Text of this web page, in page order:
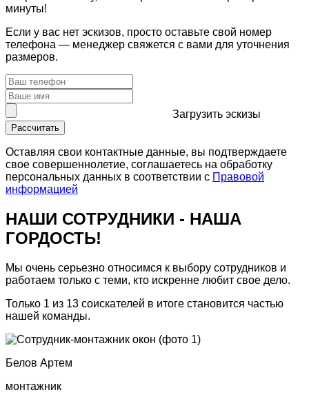
минуты!
Если у вас нет эскизов, просто оставьте свой номер
телефона — менеджер свяжется с вами для уточнения
размеров.
Загрузить эскизы
Рассчитать
Оставляя свои контактные данные, вы подтверждаете
свое совершеннолетие, соглашаетесь на обработку
персональных данных в соответствии с Правовой
информацией
НАШИ СОТРУДНИКИ - НАША
ГОРДОСТЬ!
Мы очень серьезно относимся к выбору сотрудников и
работаем только с теми, кто искренне любит свое дело.
Только 1 из 13 соискателей в итоге становится частью
нашей команды.
Белов Артем
монтажник